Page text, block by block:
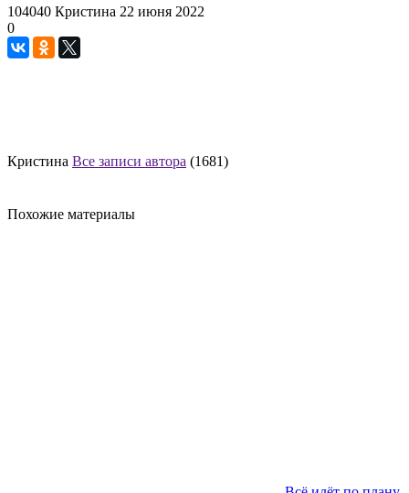
104040 Кристина 22 июня 2022
0
Кристина Все записи автора (1681)
Похожие материалы